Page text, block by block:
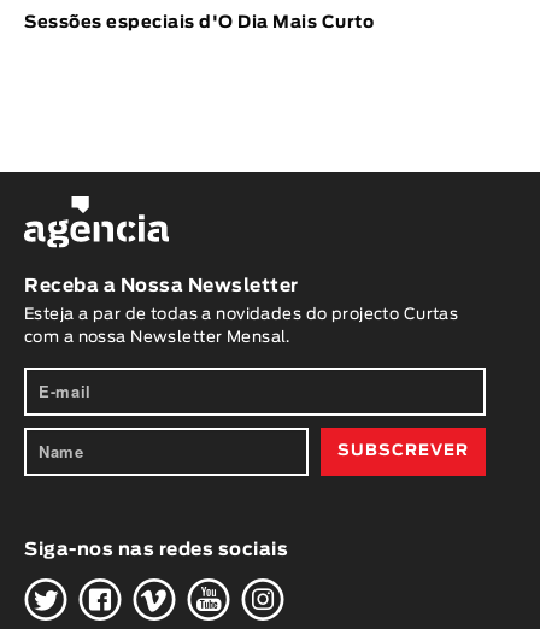
Sessões especiais d'O Dia Mais Curto
Receba a Nossa Newsletter
Esteja a par de todas a novidades do projecto Curtas
com a nossa Newsletter Mensal.
Siga-nos nas redes sociais
HGWOK